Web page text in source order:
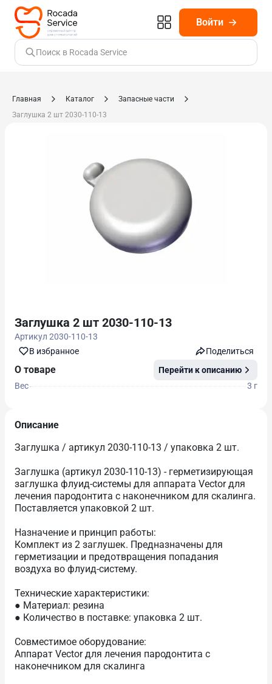
Войти
Поиск в Rocada Service
Главная Каталог
Запасные части
Заглушка 2 шт 2030-110-13
Заглушка 2 шт 2030-110-13
Артикул 2030-110-13
В избранноe
Поделиться
О товаре
Перейти к описанию
Вес
3 г
Описание
Заглушка / артикул 2030-110-13 / упаковка 2 шт.
Заглушка (артикул 2030-110-13) - герметизирующая
заглушка флуид-системы для аппарата Vector для
лечения пародонтита с наконечником для скалинга.
Поставляется упаковкой 2 шт.
Назначение и принцип работы:
Комплект из 2 заглушек. Предназначены для
герметизации и предотвращения попадания
воздуха во флуид-систему.
Технические характеристики:
● Материал: резина
● Количество в поставке: упаковка 2 шт.
Совместимое оборудование:
Аппарат Vector для лечения пародонтита с
наконечником для скалинга